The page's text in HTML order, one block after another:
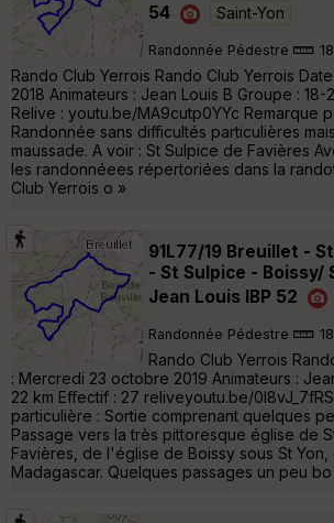
54
Saint-Yon
Randonnée Pédestre
Rando Club Yerrois Rando Club Yerrois
2018 Animateurs : Jean Louis B Groupe : 18-
Relive : youtu.be/MA9cutp0YYc Remarque
Randonnée sans difficultés particulières
maussade. A voir : St Sulpice de Favières
les randonnéees répertoriées dans la
Club Yerrois o »
91L77/19 Breuillet -
- St Sulpice - Boissy/
Jean Louis IBP 52
Randonnée Pédestre
Rando Club Yerrois
: Mercredi 23 octobre 2019 Animateurs :
22 km Effectif : 27 reliveyoutu.be/
particulière : Sortie comprenant quelques
Passage vers la très pittoresque église de
Favières, de l'église de Boissy sous St
Madagascar. Quelques passages un peu bo